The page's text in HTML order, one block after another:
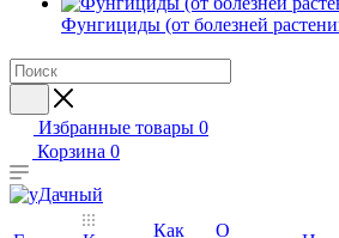
Фунгициды (от болезней
Избранные товары 0
Корзина 0
Как
О